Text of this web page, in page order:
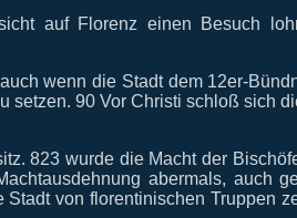
auf Florenz einen Besuch
wenn die Stadt dem 12er-
setzen. 90 Vor Christi schloß sich
823 wurde die Macht der
abermals, auch
von florentinischen Truppen